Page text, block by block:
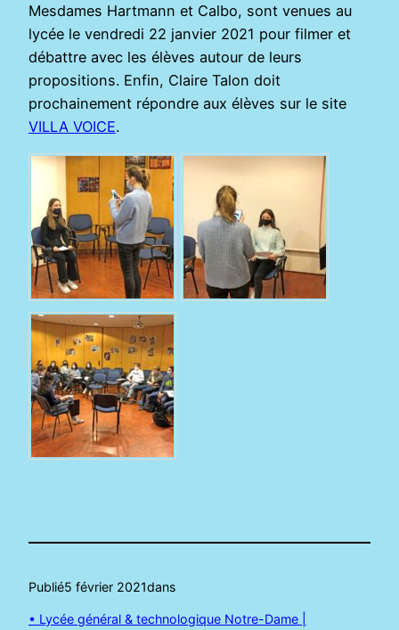
Mesdames Hartmann et Calbo, sont venues au
lycée le vendredi 22 janvier 2021 pour filmer et
débattre avec les élèves autour de leurs
propositions. Enfin, Claire Talon doit
prochainement répondre aux élèves sur le site
VILLA VOICE.
Publié5 février 2021dans
• Lycée général & technologique Notre-Dame |